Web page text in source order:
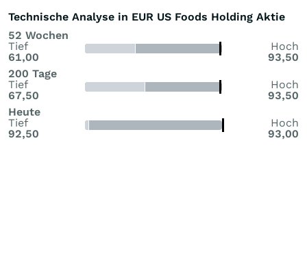
Technische Analyse in EUR US Foods Holding Aktie
52 Wochen
Tief
61,00
Hoch
93,50
200 Tage
Tief
67,50
Hoch
93,50
Heute
Tief
92,50
Hoch
93,00